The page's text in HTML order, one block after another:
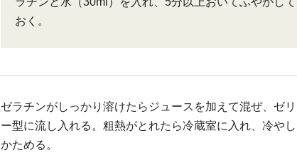
おく。
ゼラチンがしっかり溶けたらジュースを加えて混ぜ、ゼリ
ー型に流し入れる。粗熱がとれたら冷蔵室に入れ、冷やし
かためる。